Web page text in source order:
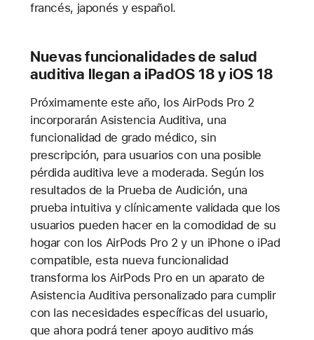
francés, japonés y español.
Nuevas funcionalidades de salud
auditiva llegan a iPadOS 18 y iOS 18
Próximamente este año, los AirPods Pro 2
incorporarán Asistencia Auditiva, una
funcionalidad de grado médico, sin
prescripción, para usuarios con una posible
pérdida auditiva leve a moderada. Según los
resultados de la Prueba de Audición, una
prueba intuitiva y clínicamente validada que los
usuarios pueden hacer en la comodidad de su
hogar con los AirPods Pro 2 y un iPhone o iPad
compatible, esta nueva funcionalidad
transforma los AirPods Pro en un aparato de
Asistencia Auditiva personalizado para cumplir
con las necesidades específicas del usuario,
que ahora podrá tener apoyo auditivo más